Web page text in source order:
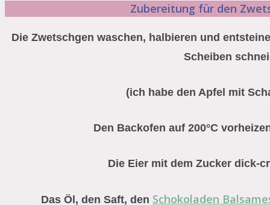
Zubereitung für den
Die Zwetschgen waschen, halbieren und
Scheiben
(ich habe den Apfel mit
Den Backofen auf 200°C
Die Eier mit dem Zucker dick-
Das Öl, den Saft, den Schokoladen